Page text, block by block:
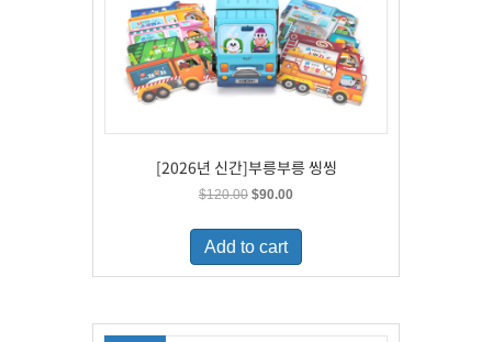
[2026년 신간]부릉부릉 씽씽
$120.00 Original
was:
$120.00.
$90.00Current
is:
Add to cart